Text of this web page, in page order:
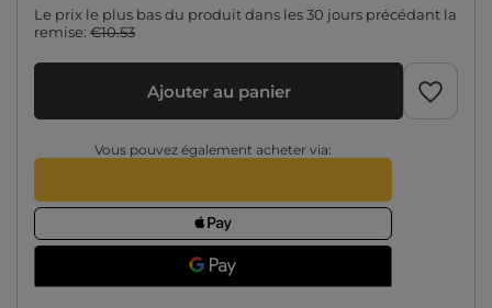
Le prix le plus bas du produit dans les 30 jours précédant la
remise: €10.53
Ajouter au panier
Vous pouvez également acheter via: